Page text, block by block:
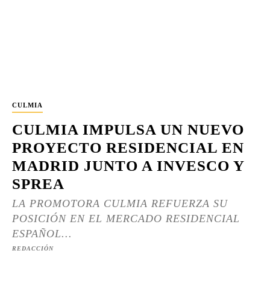
CULMIA
CULMIA IMPULSA UN NUEVO
PROYECTO RESIDENCIAL EN
MADRID JUNTO A INVESCO Y
SPREA
LA PROMOTORA CULMIA REFUERZA SU
POSICIÓN EN EL MERCADO RESIDENCIAL
ESPAÑOL...
REDACCIÓN